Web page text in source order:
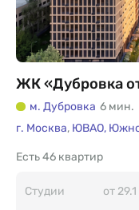
ЖК «Дубровка
м. Дубровка 6 мин.
г. Москва, ЮВАО,
46 квартир
Есть
Студии от